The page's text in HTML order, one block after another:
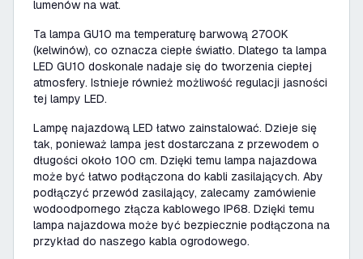
lumenów na wat.
Ta lampa GU10 ma temperaturę barwową 2700K
(kelwinów), co oznacza ciepłe światło. Dlatego ta lampa
LED GU10 doskonale nadaje się do tworzenia ciepłej
atmosfery. Istnieje również możliwość regulacji jasności
tej lampy LED.
Lampę najazdową LED łatwo zainstalować. Dzieje się
tak, ponieważ lampa jest dostarczana z przewodem o
długości około 100 cm. Dzięki temu lampa najazdowa
może być łatwo podłączona do kabli zasilających. Aby
podłączyć przewód zasilający, zalecamy zamówienie
wodoodpornego złącza kablowego IP68. Dzięki temu
lampa najazdowa może być bezpiecznie podłączona na
przykład do naszego kabla ogrodowego.